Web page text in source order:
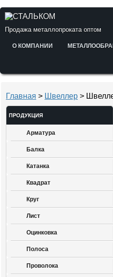
Продажа металлопроката оптом
О КОМПАНИИ
Главная > Швеллер >
ПРОДУКЦИЯ
Арматура
Балка
Катанка
Квадрат
Круг
Лист
Оцинковка
Полоса
Проволока